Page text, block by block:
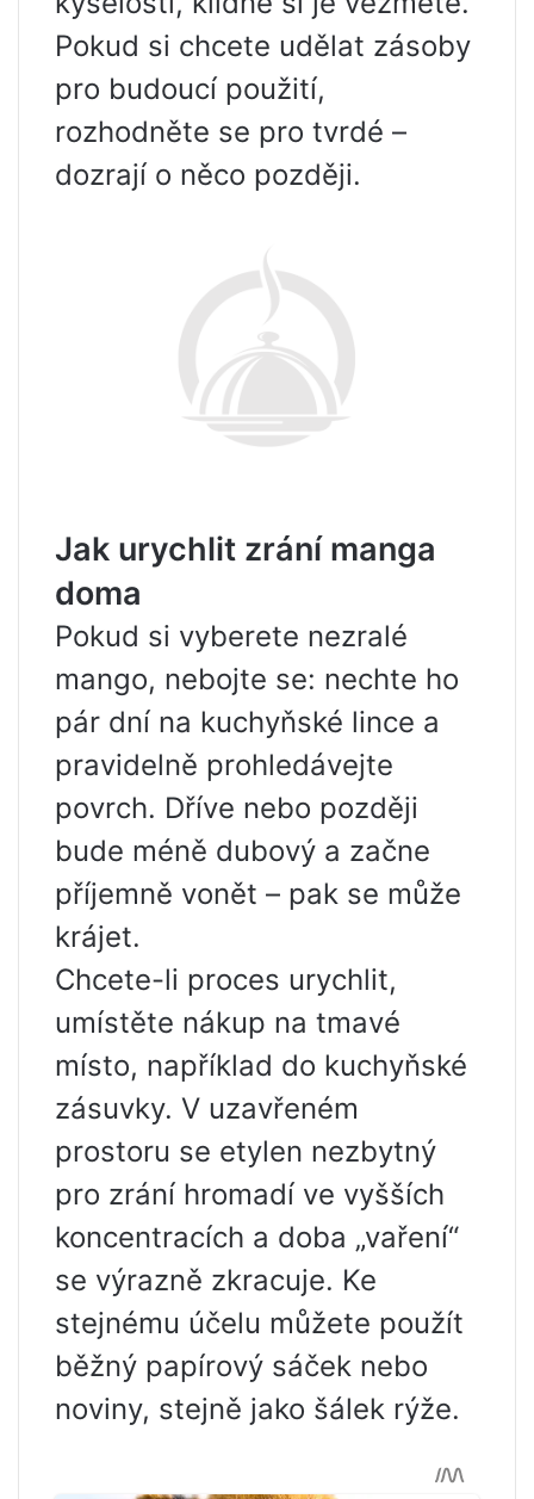
Pokud si chcete udělat zásoby
pro budoucí použití,
rozhodněte se pro tvrdé –
dozrají o něco později.
Jak urychlit zrání manga
doma
Pokud si vyberete nezralé
mango, nebojte se: nechte ho
pár dní na kuchyňské lince a
pravidelně prohledávejte
povrch. Dříve nebo později
bude méně dubový a začne
příjemně vonět – pak se může
krájet.
Chcete-li proces urychlit,
umístěte nákup na tmavé
místo, například do kuchyňské
zásuvky. V uzavřeném
prostoru se etylen nezbytný
pro zrání hromadí ve vyšších
koncentracích a doba „vaření“
se výrazně zkracuje. Ke
stejnému účelu můžete použít
běžný papírový sáček nebo
noviny, stejně jako šálek rýže.